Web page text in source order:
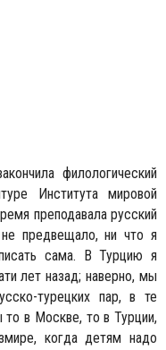
филологический
Института мировой
преподавала русский
предвещало, ни что я
сама. В Турцию я
лет назад; наверно, мы
турецких пар, в те
в Москве, то в Турции,
когда детям надо